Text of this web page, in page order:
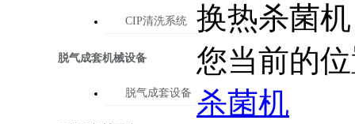
CIP清洗系统
脱气成套机械设备
脱气成套设备
换热杀菌机
您当前的
杀菌机